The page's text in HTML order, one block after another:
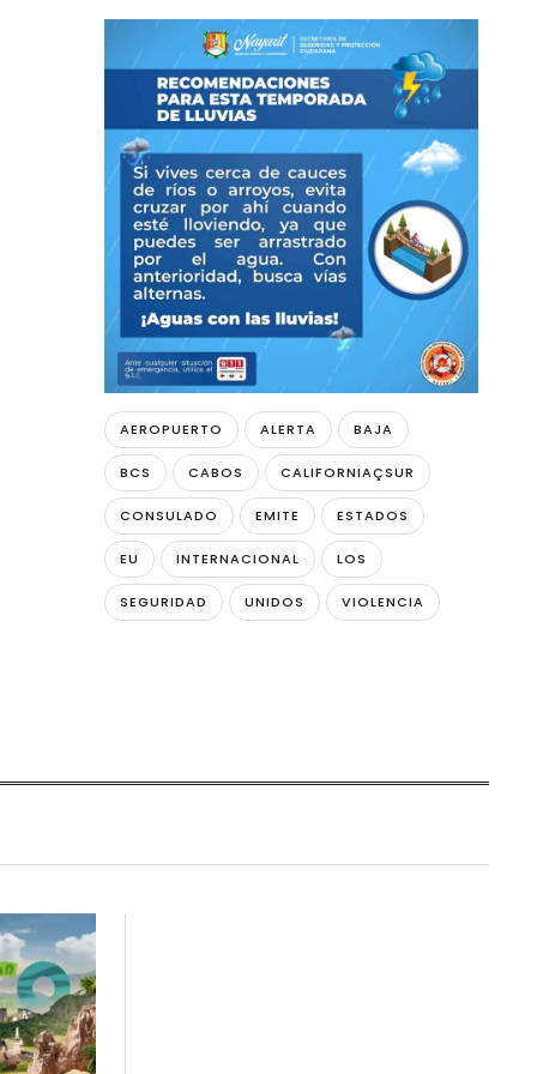
AEROPUERTO ALERTA BAJA
BCS CABOS CALIFORNIAÇSUR
CONSULADO EMITE ESTADOS
EU INTERNACIONAL LOS
SEGURIDAD UNIDOS VIOLENCIA